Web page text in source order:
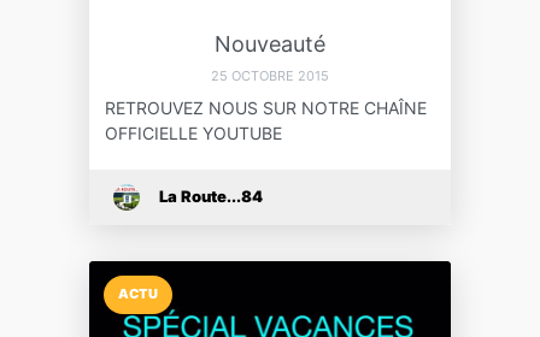
Nouveauté
25 OCTOBRE 2015
RETROUVEZ NOUS SUR NOTRE CHAÎNE
OFFICIELLE YOUTUBE
La Route...84
ACTU